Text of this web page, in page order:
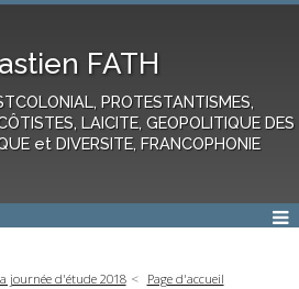
FATH
PROTESTANTISMES,
LAICITE, GEOPOLITIQUE DES
et DIVERSITE, FRANCOPHONIE
journée d'étude 2018
Page d'accueil